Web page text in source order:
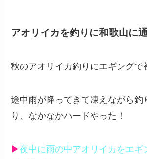
アオリイカを釣りに和歌山に
秋のアオリイカ釣りにエギングで
途中雨が降ってきて凍えながら釣
り、なかなかハードやった！
▶︎夜中に雨の中アオリイカをエギ